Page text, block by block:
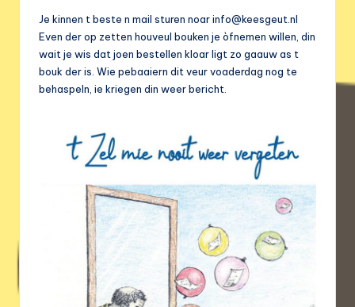
Je kinnen t beste n mail sturen noar info@keesgeut.nl
Even der op zetten houveul bouken je òfnemen willen, din
wait je wis dat joen bestellen kloar ligt zo gaauw as t
bouk der is. Wie pebaaiern dit veur voaderdag nog te
behaspeln, ie kriegen din weer bericht.